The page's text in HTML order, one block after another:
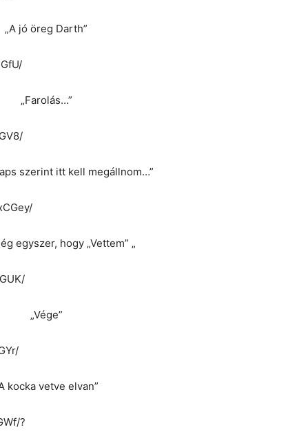
„A jó öreg Darth”
„Farolás…”
szerint itt kell megállnom…”
egyszer, hogy „Vettem” „
„Vége”
kocka vetve elvan”
?